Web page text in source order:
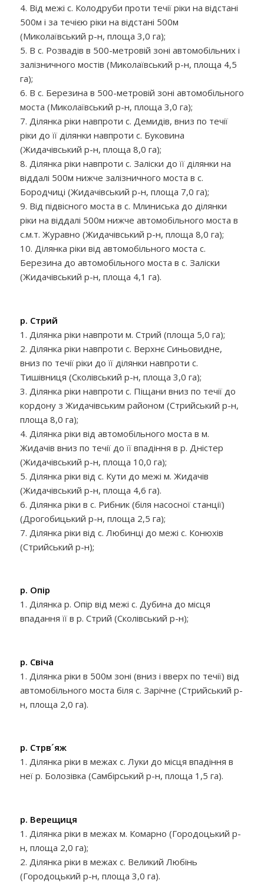
4. Від межі с. Колодруби проти течії ріки на відстані
500м і за течією ріки на відстані 500м
(Миколаївський р-н, площа 3,0 га);
5. В с. Розвадів в 500-метровій зоні автомобільних і
залізничного мостів (Миколаївський р-н, площа 4,5
га);
6. В с. Березина в 500-метровій зоні автомобільного
моста (Миколаївський р-н, площа 3,0 га);
7. Ділянка ріки навпроти с. Демидів, вниз по течії
ріки до її ділянки навпроти с. Буковина
(Жидачівський р-н, площа 8,0 га);
8. Ділянка ріки навпроти с. Заліски до її ділянки на
віддалі 500м нижче залізничного моста в с.
Бородчиці (Жидачівський р-н, площа 7,0 га);
9. Від підвісного моста в с. Млиниська до ділянки
ріки на віддалі 500м нижче автомобільного моста в
с.м.т. Журавно (Жидачівський р-н, площа 8,0 га);
10. Ділянка ріки від автомобільного моста с.
Березина до автомобільного моста в с. Заліски
(Жидачівський р-н, площа 4,1 га).
р. Стрий
1. Ділянка ріки навпроти м. Стрий (площа 5,0 га);
2. Ділянка ріки навпроти с. Верхнє Синьовидне,
вниз по течії ріки до її ділянки навпроти с.
Тишівниця (Сколівський р-н, площа 3,0 га);
3. Ділянка ріки навпроти с. Піщани вниз по течії до
кордону з Жидачівським районом (Стрийський р-н,
площа 8,0 га);
4. Ділянка ріки від автомобільного моста в м.
Жидачів вниз по течії до її впадіння в р. Дністер
(Жидачівський р-н, площа 10,0 га);
5. Ділянка ріки від с. Кути до межі м. Жидачів
(Жидачівський р-н, площа 4,6 га).
6. Ділянка ріки в с. Рибник (біля насосної станції)
(Дрогобицький р-н, площа 2,5 га);
7. Ділянка ріки від с. Любинці до межі с. Конюхів
(Стрийський р-н);
р. Опір
1. Ділянка р. Опір від межі с. Дубина до місця
впадання її в р. Стрий (Сколівський р-н);
р. Свіча
1. Ділянка ріки в 500м зоні (вниз і вверх по течії) від
автомобільного моста біля с. Зарічне (Стрийський р-
н, площа 2,0 га).
р. Стрв´яж
1. Ділянка ріки в межах с. Луки до місця впадіння в
неї р. Болозівка (Самбірський р-н, площа 1,5 га).
р. Верещиця
1. Ділянка ріки в межах м. Комарно (Городоцький р-
н, площа 2,0 га);
2. Ділянка ріки в межах с. Великий Любінь
(Городоцький р-н, площа 3,0 га).